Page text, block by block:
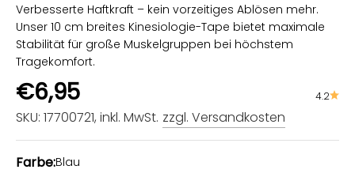
Verbesserte Haftkraft – kein vorzeitiges Ablösen mehr.
Unser 10 cm breites Kinesiologie-Tape bietet maximale
Stabilität für große Muskelgruppen bei höchstem
Tragekomfort.
Angebot
€6,95 4.2
SKU: 17700721, inkl. MwSt. zzgl. Versandkosten
Farbe:Blau